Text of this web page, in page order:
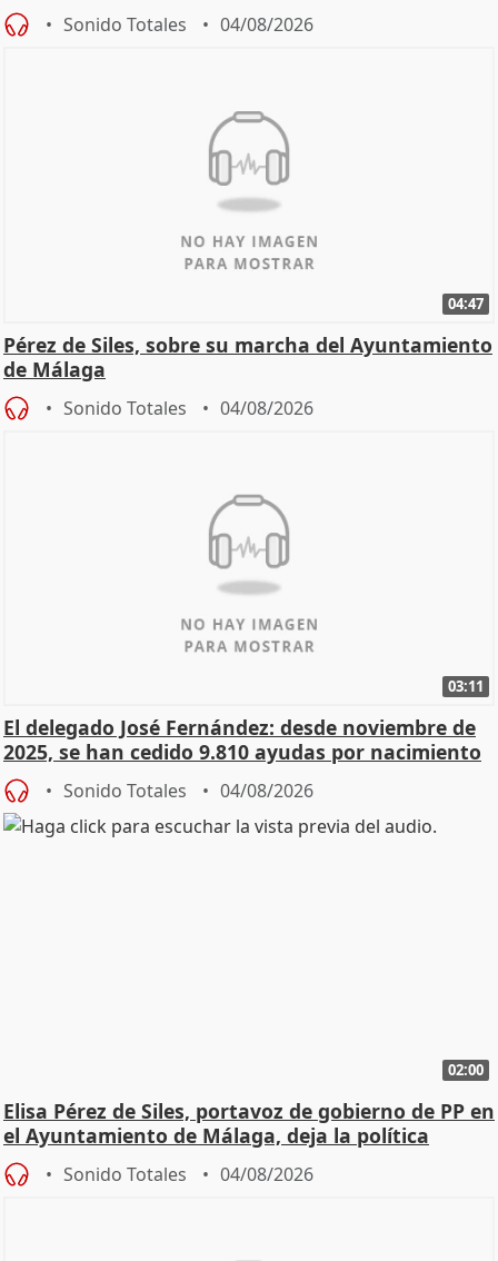
Sonido Totales 04/08/2026
04:47
Pérez de Siles, sobre su marcha del Ayuntamiento
de Málaga
Sonido Totales 04/08/2026
03:11
El delegado José Fernández: desde noviembre de
2025, se han cedido 9.810 ayudas por nacimiento
Sonido Totales 04/08/2026
02:00
Elisa Pérez de Siles, portavoz de gobierno de PP en
el Ayuntamiento de Málaga, deja la política
Sonido Totales 04/08/2026